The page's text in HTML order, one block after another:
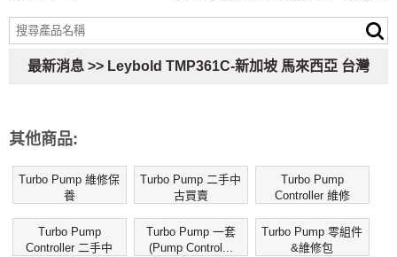
最新消息 >> Leybold TMP361C-新加坡 馬來西亞 台灣
其他商品:
Turbo Pump 維修保
養
Turbo Pump 二手中
古買賣
Turbo Pump
Controller 維修
Turbo Pump
Controller 二手中
Turbo Pump 一套
(Pump Control...
Turbo Pump 零組件
&維修包